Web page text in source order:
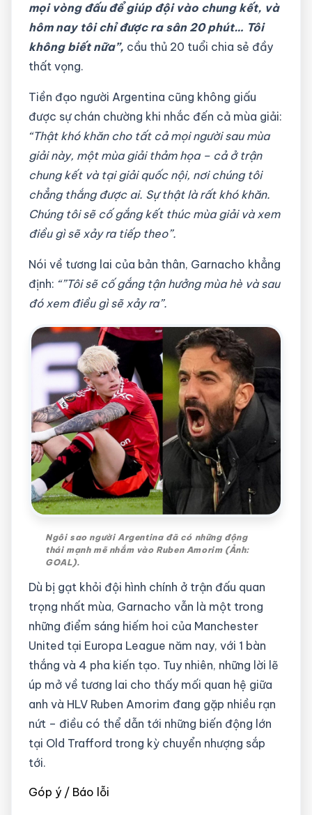
mọi vòng đấu để giúp đội vào chung kết, và
hôm nay tôi chỉ được ra sân 20 phút… Tôi
không biết nữa”, cầu thủ 20 tuổi chia sẻ đầy
thất vọng.
Tiền đạo người Argentina cũng không giấu
được sự chán chường khi nhắc đến cả mùa giải:
“Thật khó khăn cho tất cả mọi người sau mùa
giải này, một mùa giải thảm họa – cả ở trận
chung kết và tại giải quốc nội, nơi chúng tôi
chẳng thắng được ai. Sự thật là rất khó khăn.
Chúng tôi sẽ cố gắng kết thúc mùa giải và xem
điều gì sẽ xảy ra tiếp theo”.
Nói về tương lai của bản thân, Garnacho khẳng
định: “”Tôi sẽ cố gắng tận hưởng mùa hè và sau
đó xem điều gì sẽ xảy ra”.
Ngôi sao người Argentina đã có những động
thái mạnh mẽ nhắm vào Ruben Amorim (Ảnh:
GOAL).
Dù bị gạt khỏi đội hình chính ở trận đấu quan
trọng nhất mùa, Garnacho vẫn là một trong
những điểm sáng hiếm hoi của Manchester
United tại Europa League năm nay, với 1 bàn
thắng và 4 pha kiến tạo. Tuy nhiên, những lời lẽ
úp mở về tương lai cho thấy mối quan hệ giữa
anh và HLV Ruben Amorim đang gặp nhiều rạn
nứt – điều có thể dẫn tới những biến động lớn
tại Old Trafford trong kỳ chuyển nhượng sắp
tới.
Góp ý / Báo lỗi